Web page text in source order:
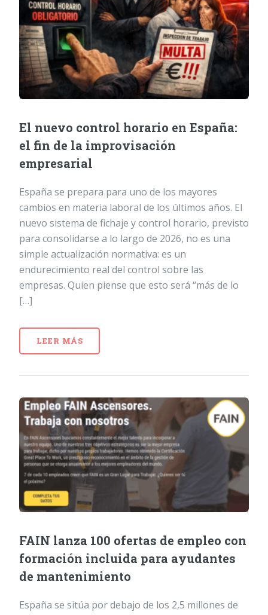
El nuevo control horario en España:
el fin de la improvisación
empresarial
España se prepara para uno de los mayores
cambios en materia laboral de los últimos años. El
nuevo sistema de fichaje y control horario, previsto
para consolidarse a lo largo de 2026, no es una
simple actualización normativa: es un
endurecimiento real del control sobre las
empresas. Quien piense que esto será “más de lo
[…]
LEER MÁS
FAIN lanza 100 ofertas de empleo con
formación incluida para ayudantes
de mantenimiento
España se sitúa por debajo de los 2,5 millones de